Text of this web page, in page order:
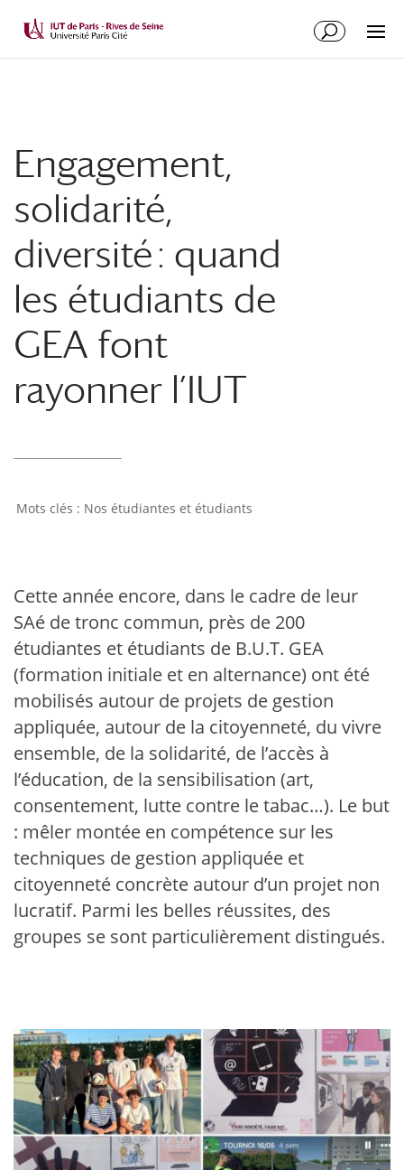
Engagement,
solidarité,
diversité : quand
les étudiants de
GEA font
rayonner l’IUT
Nos étudiantes et étudiants
Cette année encore, dans le cadre de leur
SAé de tronc commun, près de 200
étudiantes et étudiants de B.U.T. GEA
(formation initiale et en alternance) ont été
mobilisés autour de projets de gestion
appliquée, autour de la citoyenneté, du vivre
ensemble, de la solidarité, de l’accès à
l’éducation, de la sensibilisation (art,
consentement, lutte contre le tabac…). Le but
: mêler montée en compétence sur les
techniques de gestion appliquée et
citoyenneté concrète autour d’un projet non
lucratif. Parmi les belles réussites, des
groupes se sont particulièrement distingués.